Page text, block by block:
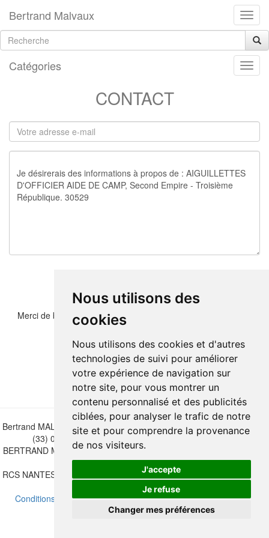
Nous utilisons des
cookies
Nous utilisons des cookies et d'autres
technologies de suivi pour améliorer
votre expérience de navigation sur
notre site, pour vous montrer un
contenu personnalisé et des publicités
ciblées, pour analyser le trafic de notre
site et pour comprendre la provenance
de nos visiteurs.
J'accepte
Je refuse
Changer mes préférences
Bertrand Malvaux
Catégories
CONTACT
Merci de bien vouloir recopier les chiffres et lettre ci-dessous :
Bertrand MALVAUX - 22 rue Crébillon, 44000 Nantes - FRANCE - Tél.
(33) 02 40 733 600 — bertrand.malvaux@wanadoo.fr
BERTRAND MALVAUX - ÉDITIONS DU CANONNIER SARL au capital
de 47.000 EUROS
RCS NANTES B 442 295 077 - N° INTRACOMMUNAUTAIRE CEE FR
30 442 295 077
Conditions de vente-Mettre à jour vos préférences de cookies